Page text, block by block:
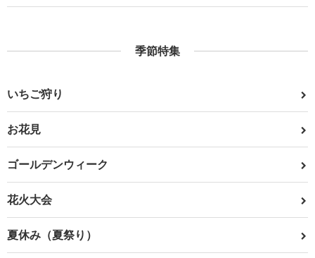
季節特集
いちご狩り
お花見
ゴールデンウィーク
花火大会
夏休み（夏祭り）